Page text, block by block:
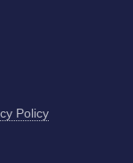
Policy